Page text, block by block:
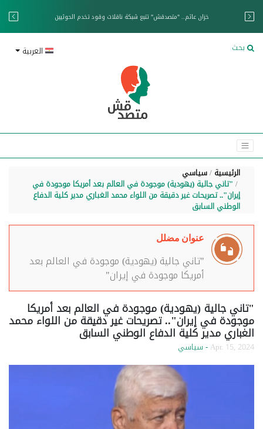
خزان عائم.. "متصدقش" تتبع شبكة ناقلات وقود تخدم الحوثيين
بحث العربية
الرئيسية سياسي
"تاني جالية (يهودية) موجودة في العالم بعد أمريكا موجودة في
إيران".. تصريحات غير دقيقة من اللواء محمد الغباري مدير كلية الدفاع
الوطني السابق
عنوان مضلل
"تاني جالية (يهودية) موجودة في العالم بعد
أمريكا موجودة في إيران"
"تاني جالية (يهودية) موجودة في العالم بعد أمريكا
موجودة في إيران".. تصريحات غير دقيقة من اللواء محمد
الغباري مدير كلية الدفاع الوطني السابق
Apr. 15, 2024 - سياسي